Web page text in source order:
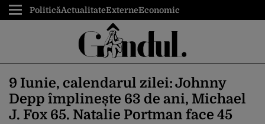
PoliticăActualitateExterneEconomic
9 Iunie, calendarul zilei: Johnny
Depp împlinește 63 de ani, Michael
J. Fox 65. Natalie Portman face 45